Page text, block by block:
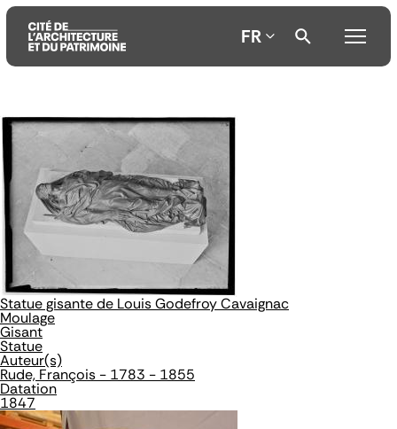
Aller
au
contenu
principal
Aller
au
menu
principal
Aller
à
la
recherche
FR
Statue gisante de Louis Godefroy Cavaignac
Moulage
Gisant
Statue
Auteur(s)
Rude, François - 1783 - 1855
Datation
1847